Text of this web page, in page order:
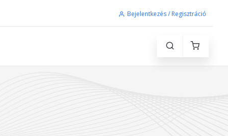
Bejelentkezés / Regisztráció